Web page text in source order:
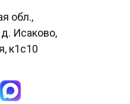
обл.,
Исаково,
к1с10